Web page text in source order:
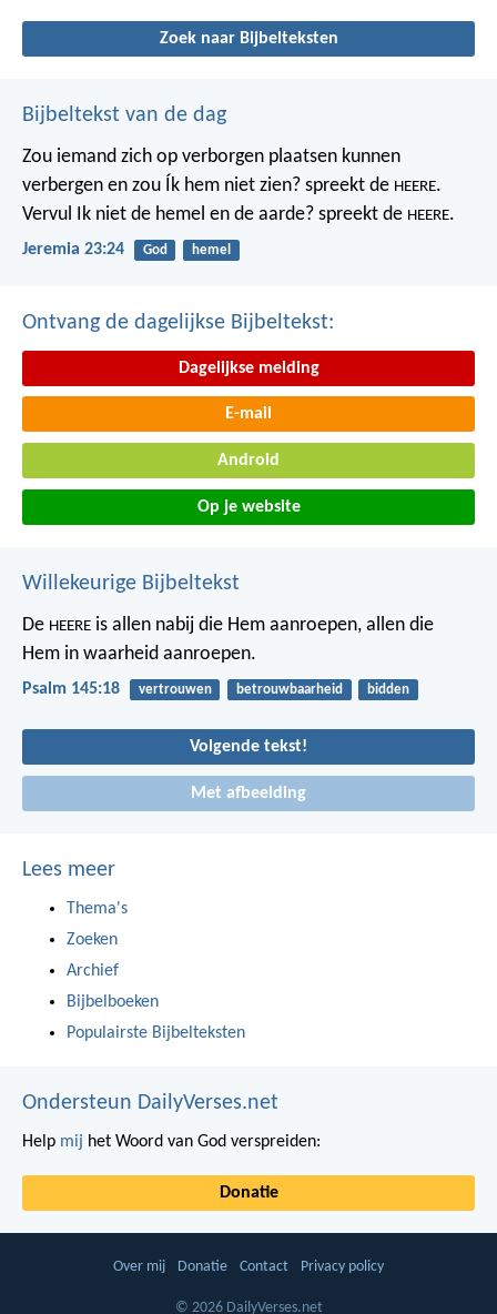
Zoek naar Bijbelteksten
Bijbeltekst van de dag
Zou iemand zich op verborgen plaatsen kunnen
verbergen en zou Ík hem niet zien? spreekt de HEERE.
Vervul Ik niet de hemel en de aarde? spreekt de HEERE.
Jeremia 23:24 God hemel
Ontvang de dagelijkse Bijbeltekst:
Dagelijkse melding
E-mail
Android
Op je website
Willekeurige Bijbeltekst
De HEERE is allen nabij die Hem aanroepen, allen die
Hem in waarheid aanroepen.
Psalm 145:18 vertrouwen betrouwbaarheid bidden
Volgende tekst!
Met afbeelding
Lees meer
Thema's
Zoeken
Archief
Bijbelboeken
Populairste Bijbelteksten
Ondersteun DailyVerses.net
Help mij het Woord van God verspreiden:
Donatie
Over mij Donatie Contact Privacy policy
© 2026 DailyVerses.net